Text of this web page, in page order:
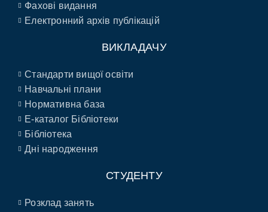
Фахові видання
Електронний архів публікацій
ВИКЛАДАЧУ
Стандарти вищої освіти
Навчальні плани
Нормативна база
E-каталог Бібліотеки
Бібліотека
Дні народження
СТУДЕНТУ
Розклад занять